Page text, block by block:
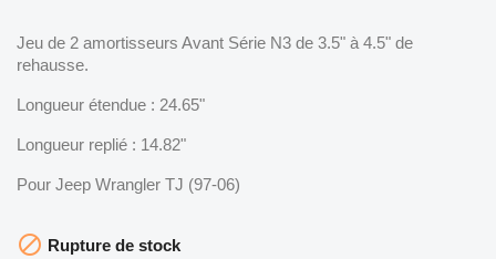
Jeu de 2 amortisseurs Avant Série N3 de 3.5" à 4.5" de
rehausse.
Longueur étendue : 24.65"
Longueur replié : 14.82"
Pour Jeep Wrangler TJ (97-06)
 Rupture de stock